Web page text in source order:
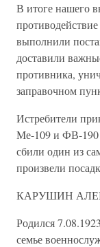
В итоге нашего
выполнили
доставили
противника,
заправочном
Истребители
Ме-109 и ФВ-190
сбили один из
произвели
КАРУШИН
Родился
семье